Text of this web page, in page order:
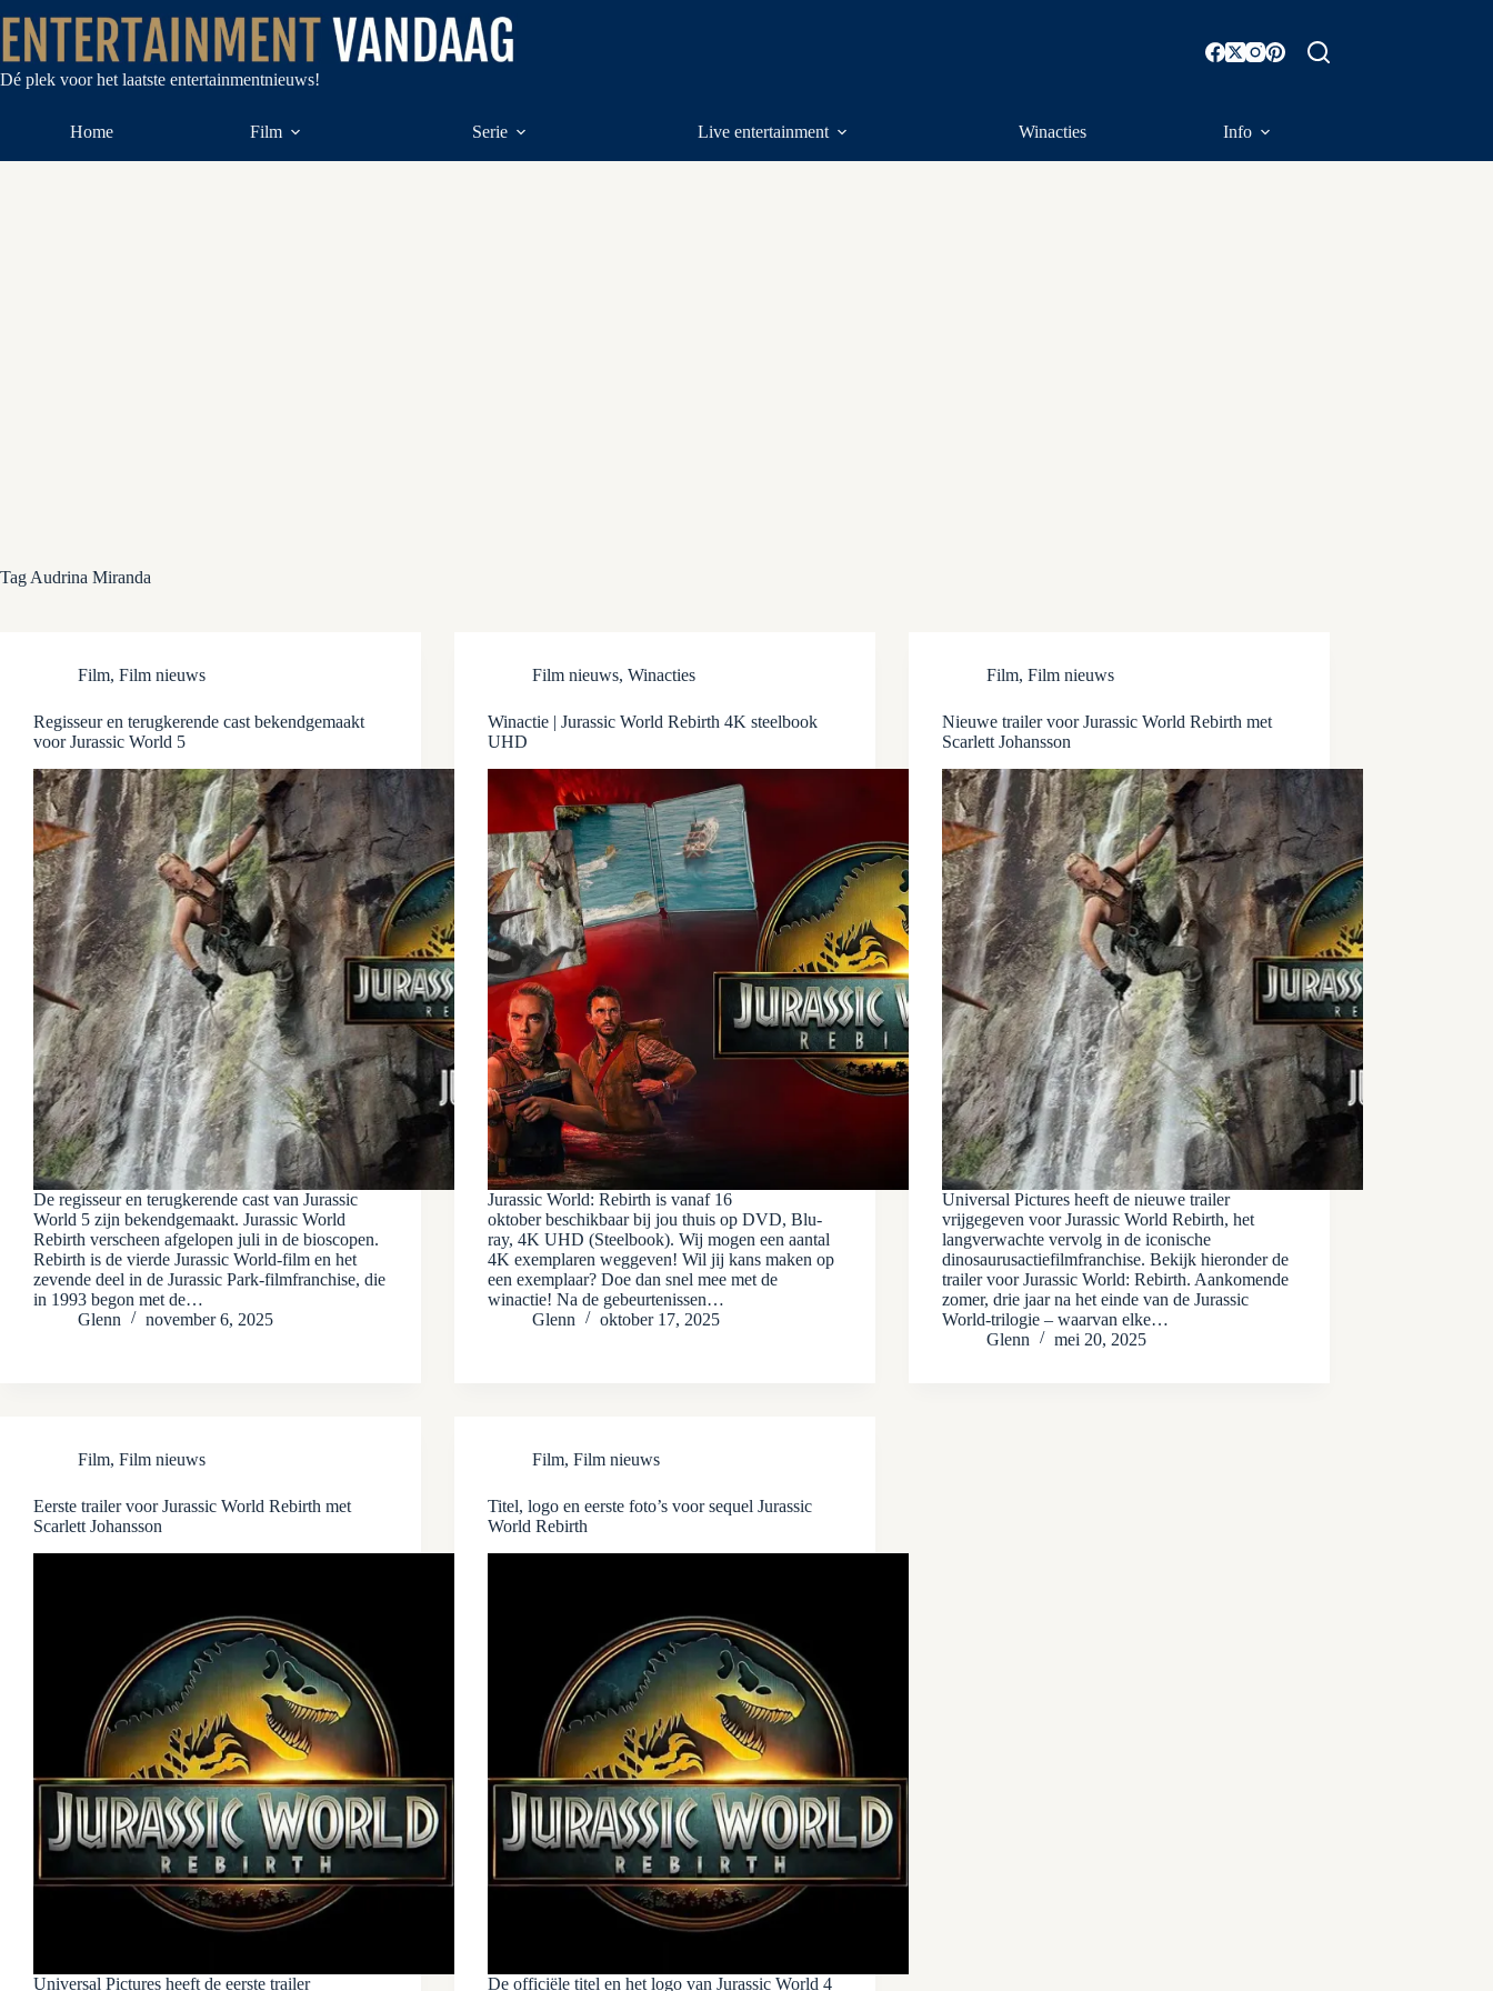
naar
de
inhoud
Dé plek voor het laatste entertainmentnieuws!
Home Film Serie Live entertainment Winacties Info
Tag Audrina Miranda
Film, Film nieuws
Regisseur en terugkerende cast bekendgemaakt
voor Jurassic World 5
De regisseur en terugkerende cast van Jurassic
World 5 zijn bekendgemaakt. Jurassic World
Rebirth verscheen afgelopen juli in de bioscopen.
Rebirth is de vierde Jurassic World-film en het
zevende deel in de Jurassic Park-filmfranchise, die
in 1993 begon met de…
Glenn
november 6, 2025
Film nieuws, Winacties
Winactie | Jurassic World Rebirth 4K steelbook
UHD
Jurassic World: Rebirth is vanaf 16
oktober beschikbaar bij jou thuis op DVD, Blu-
ray, 4K UHD (Steelbook). Wij mogen een aantal
4K exemplaren weggeven! Wil jij kans maken op
een exemplaar? Doe dan snel mee met de
winactie! Na de gebeurtenissen…
Glenn
oktober 17, 2025
Film, Film nieuws
Nieuwe trailer voor Jurassic World Rebirth met
Scarlett Johansson
Universal Pictures heeft de nieuwe trailer
vrijgegeven voor Jurassic World Rebirth, het
langverwachte vervolg in de iconische
dinosaurusactiefilmfranchise. Bekijk hieronder de
trailer voor Jurassic World: Rebirth. Aankomende
zomer, drie jaar na het einde van de Jurassic
World-trilogie – waarvan elke…
Glenn
mei 20, 2025
Film, Film nieuws
Eerste trailer voor Jurassic World Rebirth met
Scarlett Johansson
Universal Pictures heeft de eerste trailer
Film, Film nieuws
Titel, logo en eerste foto’s voor sequel Jurassic
World Rebirth
De officiële titel en het logo van Jurassic World 4